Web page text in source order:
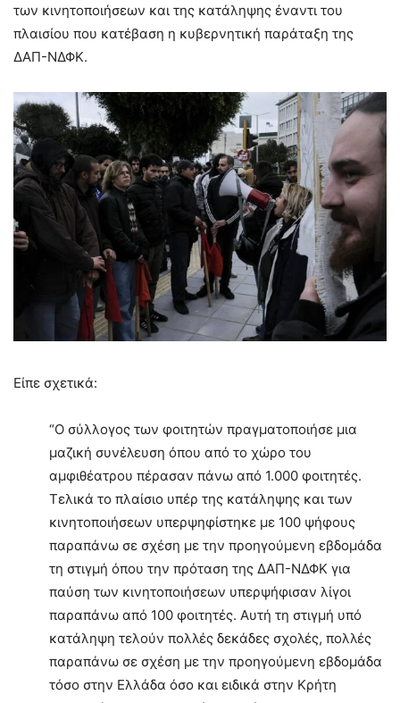
των κινητοποιήσεων και της κατάληψης έναντι του
πλαισίου που κατέβαση η κυβερνητική παράταξη της
ΔΑΠ-ΝΔΦΚ.
Είπε σχετικά:
“Ο σύλλογος των φοιτητών πραγματοποιήσε μια
μαζική συνέλευση όπου από το χώρο του
αμφιθέατρου πέρασαν πάνω από 1.000 φοιτητές.
Τελικά το πλαίσιο υπέρ της κατάληψης και των
κινητοποιήσεων υπερψηφίστηκε με 100 ψήφους
παραπάνω σε σχέση με την προηγούμενη εβδομάδα
τη στιγμή όπου την πρόταση της ΔΑΠ-ΝΔΦΚ για
παύση των κινητοποιήσεων υπερψήφισαν λίγοι
παραπάνω από 100 φοιτητές. Αυτή τη στιγμή υπό
κατάληψη τελούν πολλές δεκάδες σχολές, πολλές
παραπάνω σε σχέση με την προηγούμενη εβδομάδα
τόσο στην Ελλάδα όσο και ειδικά στην Κρήτη